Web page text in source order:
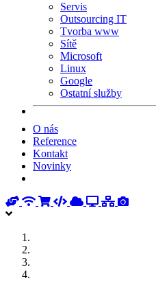
Servis
Outsourcing IT
Tvorba www
Sítě
Microsoft
Linux
Google
Ostatní služby
O nás
Reference
Kontakt
Novinky